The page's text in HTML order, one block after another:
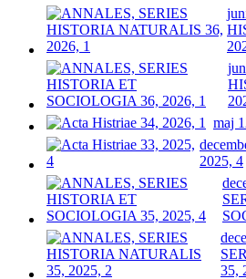
maj
2025, 4
35,